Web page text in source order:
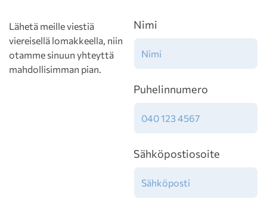
Lähetä meille viestiä
viereisellä lomakkeella, niin
otamme sinuun yhteyttä
mahdollisimman pian.
Nimi
Puhelinnumero
Sähköpostiosoite